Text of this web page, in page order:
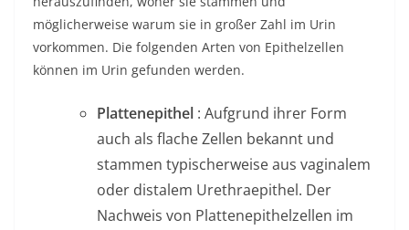
möglicherweise warum sie in großer Zahl im Urin
vorkommen. Die folgenden Arten von Epithelzellen
können im Urin gefunden werden.
Plattenepithel : Aufgrund ihrer Form
auch als flache Zellen bekannt und
stammen typischerweise aus vaginalem
oder distalem Urethraepithel. Der
Nachweis von Plattenepithelzellen im